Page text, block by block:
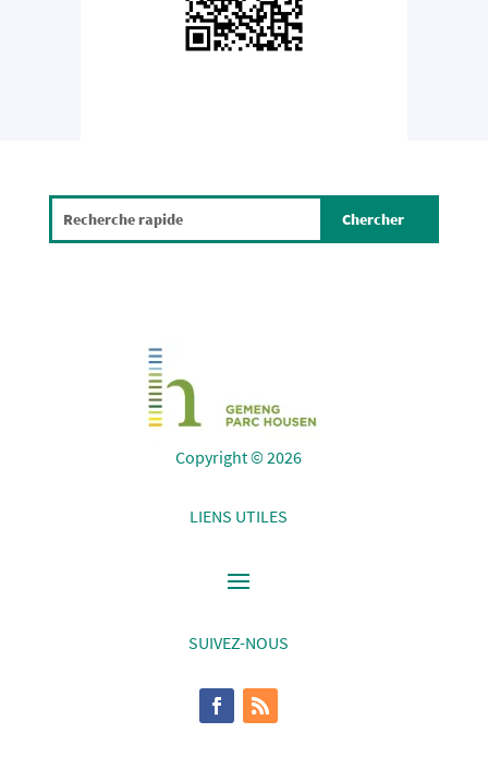
Copyright © 2026
LIENS UTILES
SUIVEZ-NOUS